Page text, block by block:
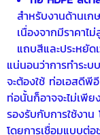
สำหรับงานด้านเก
เนื่องจากมีราคาไ
แถบสีและประหยัด
แน่นอนว่าการทำระ
จะต้องใช้ ท่อเอสดีพี
ท่อนั้นก็อาจจะไม่เพี
รองรับกับการใช้งาน
โดยการเชื่อมแบบต่